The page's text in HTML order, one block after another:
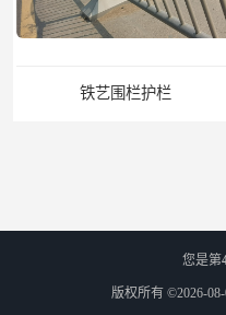
悬臂式标志杆
您是第
版权所有 ©2026-